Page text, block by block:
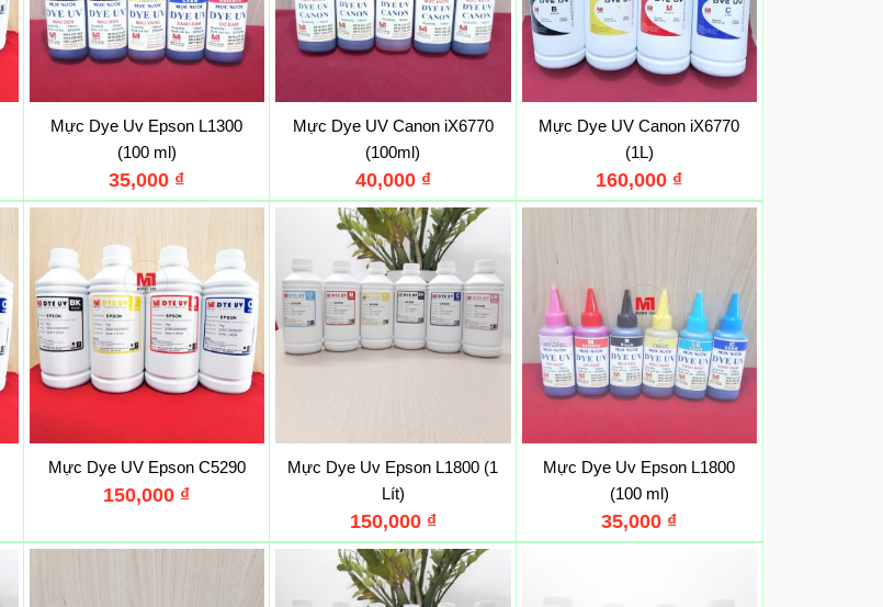
Mực Dye Uv Epson L1300
(100 ml)
35,000 ₫
Mực Dye UV Canon iX6770
(100ml)
40,000 ₫
Mực Dye UV Canon iX6770
(1L)
160,000 ₫
Mực Dye UV Epson C5290
150,000 ₫
Mực Dye Uv Epson L1800 (1
Lít)
150,000 ₫
Mực Dye Uv Epson L1800
(100 ml)
35,000 ₫